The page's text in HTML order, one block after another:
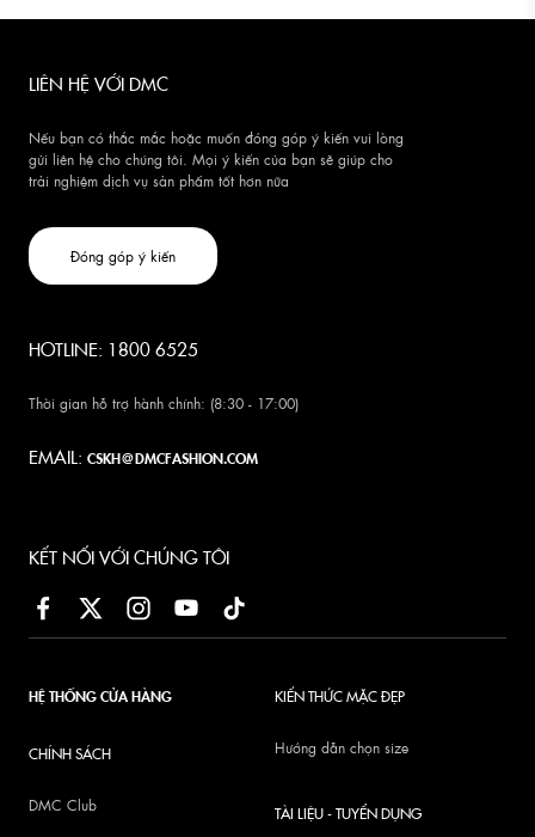
LIÊN HỆ VỚI DMC
Nếu bạn có thắc mắc hoặc muốn đóng góp ý kiến vui lòng
gửi liên hệ cho chúng tôi. Mọi ý kiến của bạn sẽ giúp cho
trải nghiệm dịch vụ sản phẩm tốt hơn nữa
Đóng góp ý kiến
HOTLINE: 1800 6525
Thời gian hỗ trợ hành chính: (8:30 - 17:00)
EMAIL: CSKH@DMCFASHION.COM
KẾT NỐI VỚI CHÚNG TÔI
HỆ THỐNG CỬA HÀNG
CHÍNH SÁCH
DMC Club
KIẾN THỨC MẶC ĐẸP
Hướng dẫn chọn size
TÀI LIỆU - TUYỂN DỤNG